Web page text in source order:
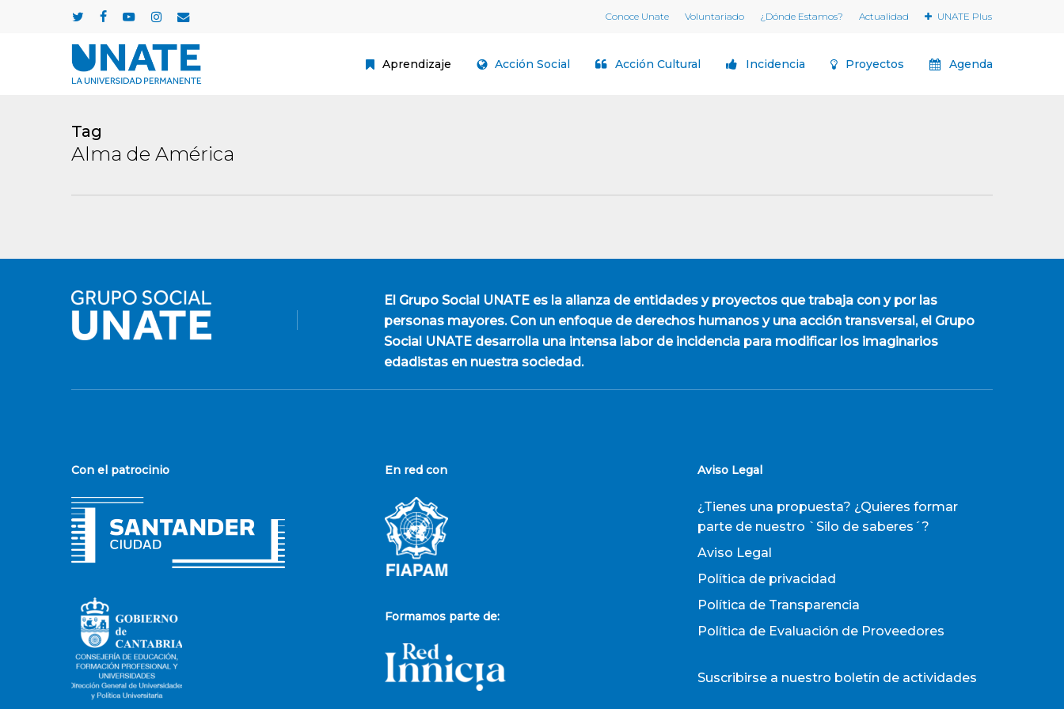
twitterfacebookyoutubeinstagram
email
Conoce Unate Voluntariado ¿Dónde Estamos? Actualidad UNATE Plus
Aprendizaje Acción Social Acción Cultural Incidencia Proyectos Agenda
Tag
Alma de América
El Grupo Social UNATEes la alianza de entidades y proyectos que trabaja con y por las
personas mayores. Con un enfoque de derechos humanos y una acción transversal, el Grupo
Social UNATE desarrolla una intensa labor de incidencia para modificar los imaginarios
edadistas en nuestra sociedad.
Con el patrocinio En red con
Formamos parte de:
Aviso Legal
¿Tienes una propuesta? ¿Quieres formar
parte de nuestro `Silo de saberes´?
Aviso Legal
Política de privacidad
Política de Transparencia
Política de Evaluación de Proveedores
Suscribirse a nuestro boletín de actividades